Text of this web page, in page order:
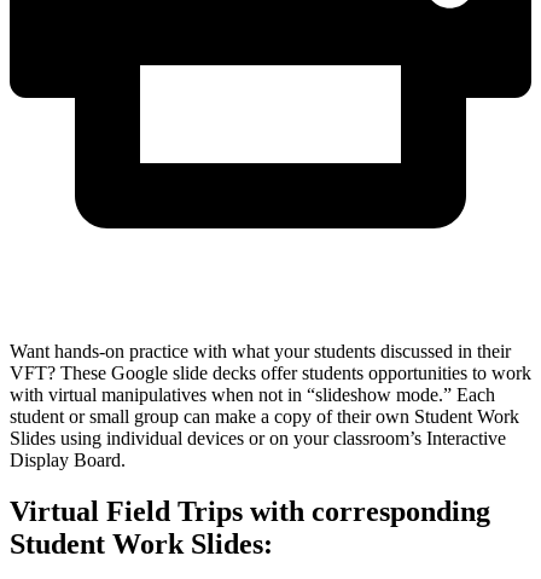
Want hands-on practice with what your students discussed in their
VFT? These Google slide decks offer students opportunities to work
with virtual manipulatives when not in “slideshow mode.” Each
student or small group can make a copy of their own Student Work
Slides using individual devices or on your classroom’s Interactive
Display Board.
Virtual Field Trips with corresponding
Student Work Slides: